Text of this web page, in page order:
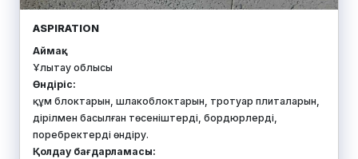
ASPIRATION
Аймақ:
Ұлытау облысы
Өндіріс:
құм блоктарын, шлакоблоктарын, тротуар плиталарын,
дірілмен басылған төсеніштерді, бордюрлерді,
поребректерді өндіру.
Қолдау бағдарламасы: